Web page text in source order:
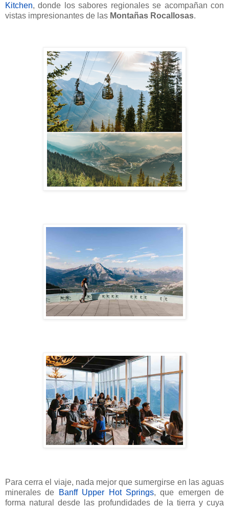
Kitchen, donde los sabores regionales se acompañan con
vistas impresionantes de las Montañas Rocallosas.
Para cerra el viaje, nada mejor que sumergirse en las aguas
minerales de
Banff Upper Hot Springs, que emergen de
forma natural desde las profundidades de la tierra y cuya